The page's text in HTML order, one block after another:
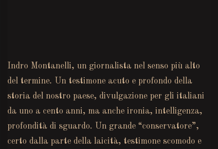
Indro Montanelli, un giornalista nel senso più alto
del termine. Un testimone acuto e profondo della
storia del nostro paese, divulgazione per gli italiani
da uno a cento anni, ma anche ironia, intelligenza,
profondità di sguardo. Un grande “conservatore”,
certo dalla parte della laicità, testimone scomodo e